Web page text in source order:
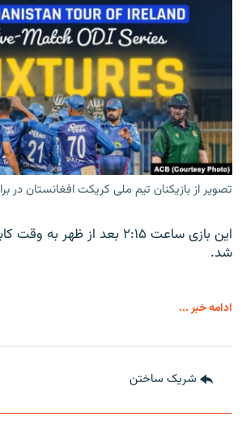
تصویر از بازیکنان تیم ملی کریکت افغانستان در
این بازی ساعت ۲:۱۵ بعد از ظهر
شد.
ادامه خبر ...
شریک ساختن